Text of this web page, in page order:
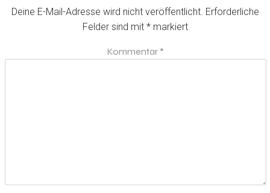
Deine E-Mail-Adresse wird nicht veröffentlicht. Erforderliche
Felder sind mit *markiert
Kommentar *